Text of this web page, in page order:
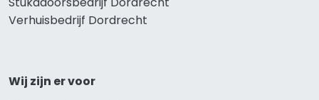
Verhuisbedrijf Dordrecht
Wij zijn er voor